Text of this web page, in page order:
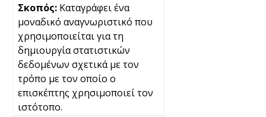
Καταγράφει ένα
μοναδικό αναγνωριστικό που
χρησιμοποιείται για τη
δημιουργία στατιστικών
δεδομένων σχετικά με τον
τρόπο με τον οποίο ο
επισκέπτης χρησιμοποιεί τον
ιστότοπο.